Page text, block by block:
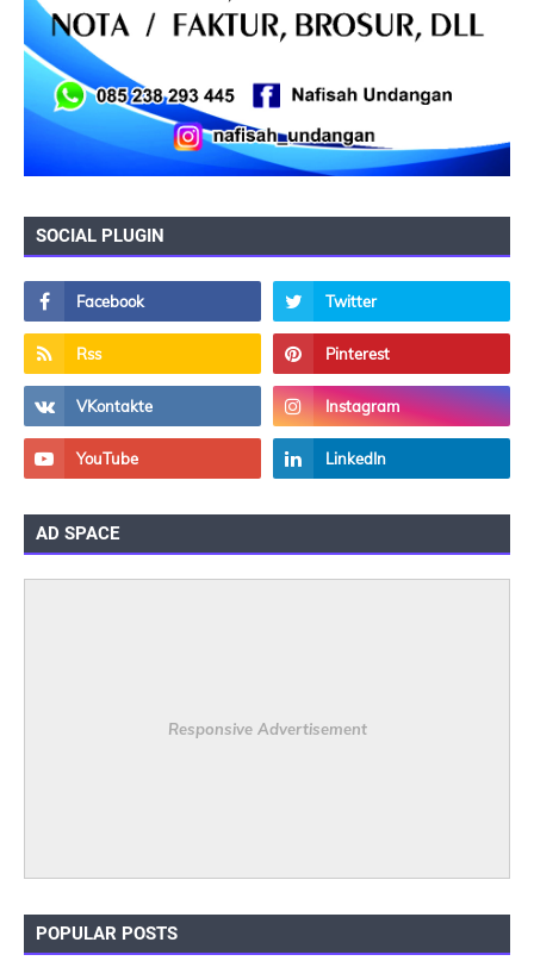
SOCIAL PLUGIN
AD SPACE
Responsive Advertisement
POPULAR POSTS